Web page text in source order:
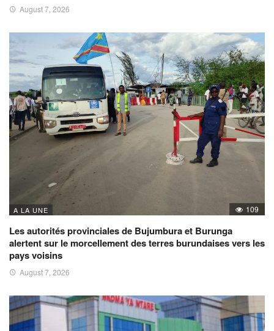
August 7, 2026
A LA UNE 109
Les autorités provinciales de Bujumbura et Burunga
alertent sur le morcellement des terres burundaises vers les
pays voisins
August 7, 2026